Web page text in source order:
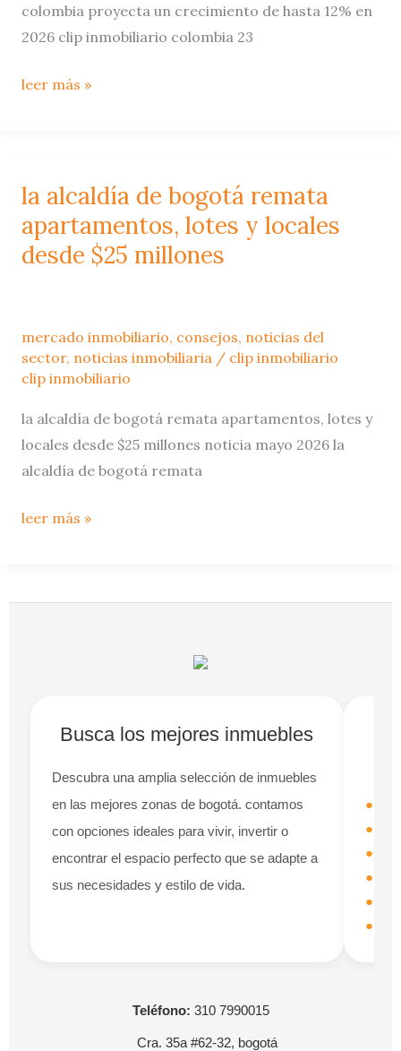
colombia proyecta un crecimiento de hasta 12% en
2026 clip inmobiliario colombia 23
12%
en
leer más »
la alcaldía de bogotá remata
apartamentos, lotes y locales
desde $25 millones
mercado inmobiliario, consejos, noticias del
sector, noticias inmobiliaria / clip inmobiliario
clip inmobiliario
la alcaldía de bogotá remata apartamentos, lotes y
locales desde $25 millones noticia mayo 2026 la
alcaldía de bogotá remata
la
alcaldía
de
lotes
y
desde
$25
millones
leer más »
busca los mejores inmuebles
descubra una amplia selección de inmuebles
en las mejores zonas de bogotá. contamos
con opciones ideales para vivir, invertir o
encontrar el espacio perfecto que se adapte a
sus necesidades y estilo de vida.
●
●
●
●
●
●
teléfono: 310 7990015
cra. 35a #62-32, bogotá